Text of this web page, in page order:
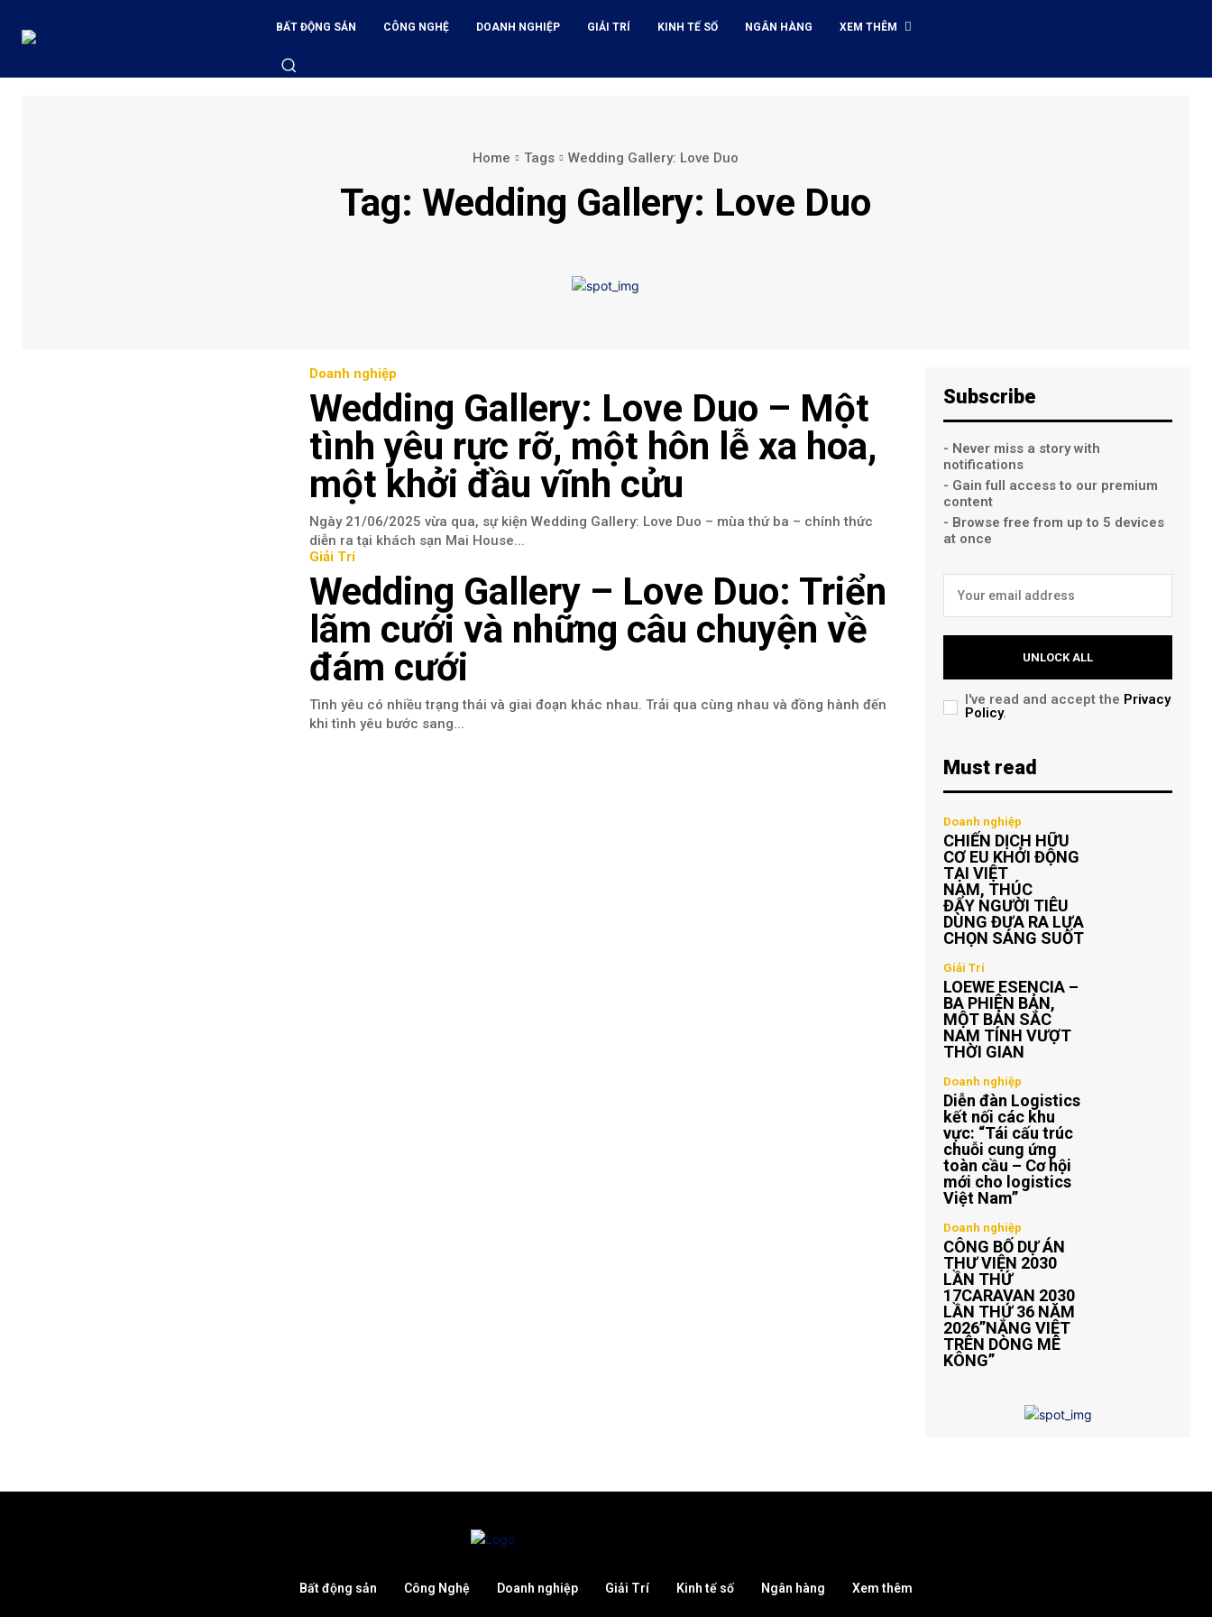
BẤT ĐỘNG SẢN CÔNG NGHỆ DOANH NGHIỆP GIẢI TRÍ KINH TẾ SỐ NGÂN HÀNG XEM THÊM
Home Tags Wedding Gallery: Love Duo
Tag: Wedding Gallery: Love Duo
Doanh nghiệp
Wedding Gallery: Love Duo – Một
tình yêu rực rỡ, một hôn lễ xa hoa,
một khởi đầu vĩnh cửu
Ngày 21/06/2025 vừa qua, sự kiện Wedding Gallery: Love Duo – mùa thứ ba – chính thức
diễn ra tại khách sạn Mai House...
Giải Trí
Wedding Gallery – Love Duo: Triển
lãm cưới và những câu chuyện về
đám cưới
Tình yêu có nhiều trạng thái và giai đoạn khác nhau. Trải qua cùng nhau và đồng hành đến
khi tình yêu bước sang...
Subscribe
- Never miss a story with
notifications
- Gain full access to our premium
content
- Browse free from up to 5 devices
at once
UNLOCK ALL
I've read and accept the Privacy
Policy.
Must read
Doanh nghiệp
CHIẾN DỊCH HỮU
CƠ EU KHỞI ĐỘNG
TẠI VIỆT
NAM, THÚC
ĐẨY NGƯỜI TIÊU
DÙNG ĐƯA RA LỰA
CHỌN SÁNG SUỐT
Giải Trí
LOEWE ESENCIA –
BA PHIÊN BẢN,
MỘT BẢN SẮC
NAM TÍNH VƯỢT
THỜI GIAN
Doanh nghiệp
Diễn đàn Logistics
kết nối các khu
vực: “Tái cấu trúc
chuỗi cung ứng
toàn cầu – Cơ hội
mới cho logistics
Việt Nam”
Doanh nghiệp
CÔNG BỐ DỰ ÁN
THƯ VIỆN 2030
LẦN THỨ
17CARAVAN 2030
LẦN THỨ 36 NĂM
2026”NẮNG VIỆT
TRÊN DÒNG MÊ
KÔNG”
Bất động sản Công Nghệ Doanh nghiệp Giải Trí Kinh tế số Ngân hàng Xem thêm